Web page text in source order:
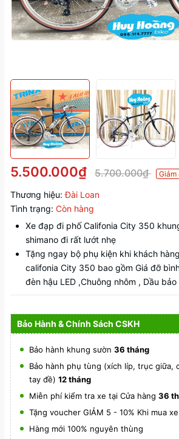
5.500.000₫ 5.700.000₫ Giảm
Thương hiệu: Đài Loan
Tình trạng: Còn hàng
Xe đạp đi phố Califonia City 350
shimano đi rất lướt nhẹ
Tặng ngay bộ phụ kiện khi khách
califonia City 350 bao gồm Giá đỡ
đèn hậu LED ,Chuông nhôm , Dầu bảo
Bảo Hành & Chính Sách CSKH
Bảo hành khung sườn 36 tháng
Bảo hành phụ tùng (xích líp, trục giữa,
tay đề) 12 tháng
Miễn phí kiểm tra xe tại Cửa hàng 36
Tặng voucher GIẢM 5 - 10% Khi mua
Hàng mới 100% nguyên thùng